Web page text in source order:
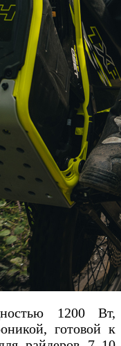
1200 Вт,
готовой к